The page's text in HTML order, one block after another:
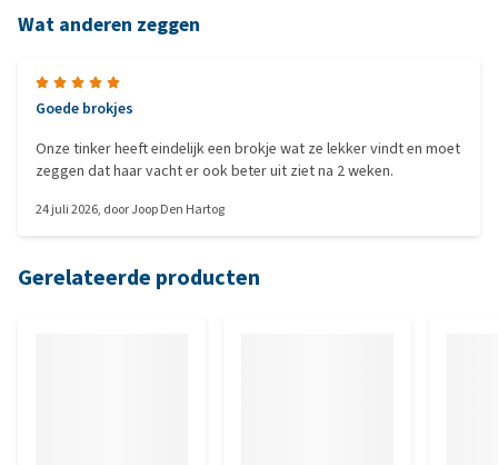
Wat anderen zeggen
Goede brokjes
Onze tinker heeft eindelijk een brokje wat ze lekker vindt en moet
zeggen dat haar vacht er ook beter uit ziet na 2 weken.
24 juli 2026, doorJoop Den Hartog
Gerelateerde producten